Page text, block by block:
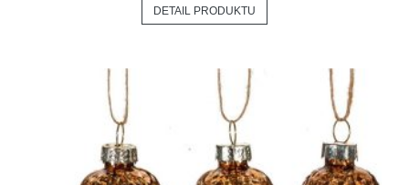
DETAIL PRODUKTU